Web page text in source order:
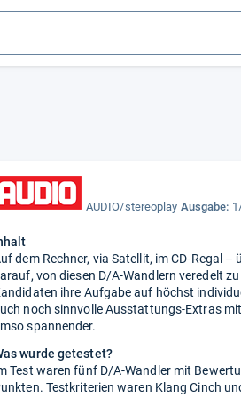
AUDIO/stereoplay Ausgabe:
dem Rechner, via Satellit, im CD-Regal
von diesen D/A-Wandlern veredelt
ihre Aufgabe auf höchst
noch sinnvolle Ausstattungs-Extras
spannender.
wurde getestet?
Test waren fünf D/A-Wandler mit
Testkriterien waren Klang Cinch